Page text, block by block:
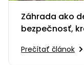
Záhrada ako
bezpečnosť,
Prečítať článok